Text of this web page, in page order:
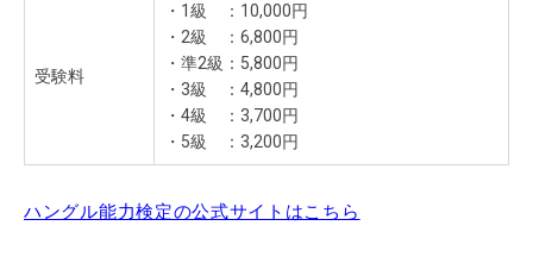
受験料
・1級 ：10,000円
・2級 ：6,800円
・準2級：5,800円
・3級 ：4,800円
・4級 ：3,700円
・5級 ：3,200円
ハングル能力検定の公式サイトはこちら